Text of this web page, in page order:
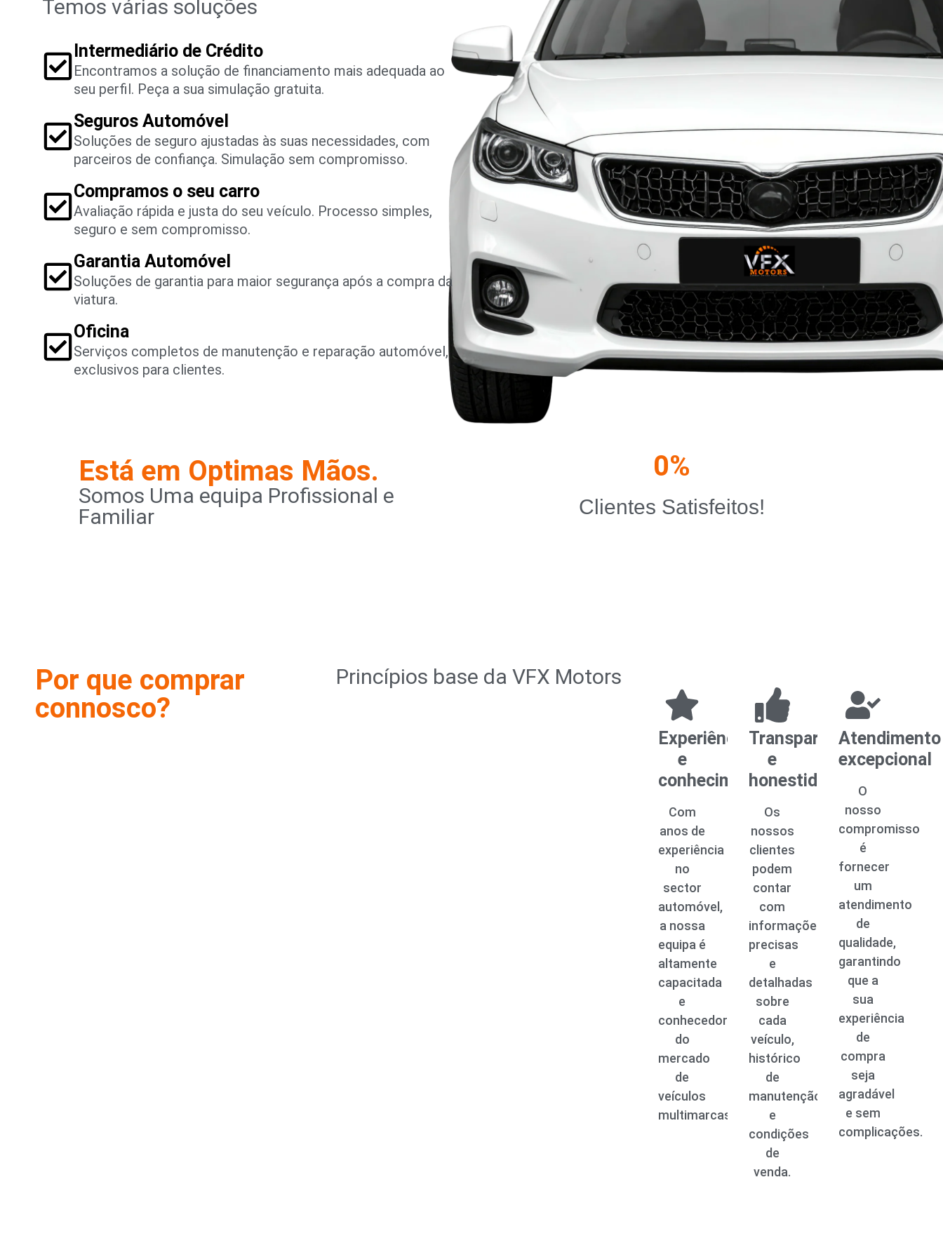
Temos várias soluções
Intermediário de Crédito
Encontramos a solução de financiamento mais adequada ao
seu perfil. Peça a sua simulação gratuita.
Seguros Automóvel
Soluções de seguro ajustadas às suas necessidades, com
parceiros de confiança. Simulação sem compromisso.
Compramos o seu carro
Avaliação rápida e justa do seu veículo. Processo simples,
seguro e sem compromisso.
Garantia Automóvel
Soluções de garantia para maior segurança após a compra da
viatura.
Oficina
Serviços completos de manutenção e reparação automóvel,
exclusivos para clientes.
Está em Optimas Mãos.
Somos Uma equipa Profissional e
Familiar
Clientes Satisfeitos!
0%
Por que comprar
connosco?
Princípios base da VFX Motors
Experiência
e
conhecimento
Com
anos de
experiência
no
sector
automóvel,
a nossa
equipa é
altamente
capacitada
e
conhecedora
do
mercado
de
veículos
multimarcas.
Transparência
e
honestidade
Os
nossos
clientes
podem
contar
com
informações
precisas
e
detalhadas
sobre
cada
veículo,
histórico
de
manutenção
e
condições
de
venda.
Atendimento
excepcional
O
nosso
compromisso
é
fornecer
um
atendimento
de
qualidade,
garantindo
que a
sua
experiência
de
compra
seja
agradável
e sem
complicações.